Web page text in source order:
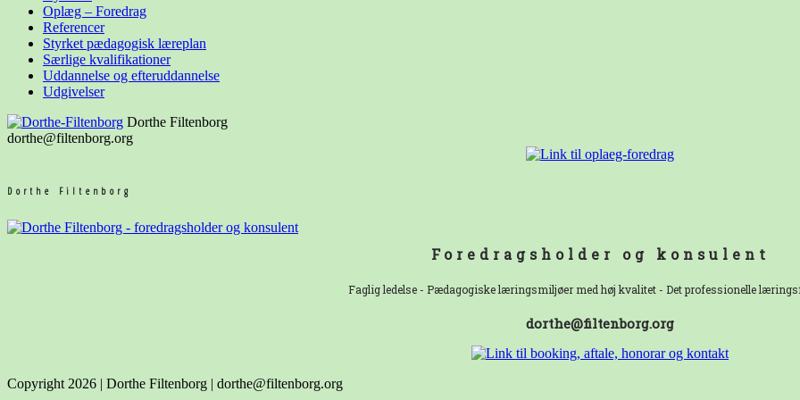
Oplæg – Foredrag
Referencer
Styrket pædagogisk læreplan
Særlige kvalifikationer
Uddannelse og efteruddannelse
Udgivelser
Dorthe Filtenborg
dorthe@filtenborg.org
Dorthe Filtenborg
Foredragsholder og konsulent
Faglig ledelse - Pædagogiske læringsmiljøer med høj kvalitet - Det professionelle
dorthe@filtenborg.org
Copyright 2026 | Dorthe Filtenborg | dorthe@filtenborg.org